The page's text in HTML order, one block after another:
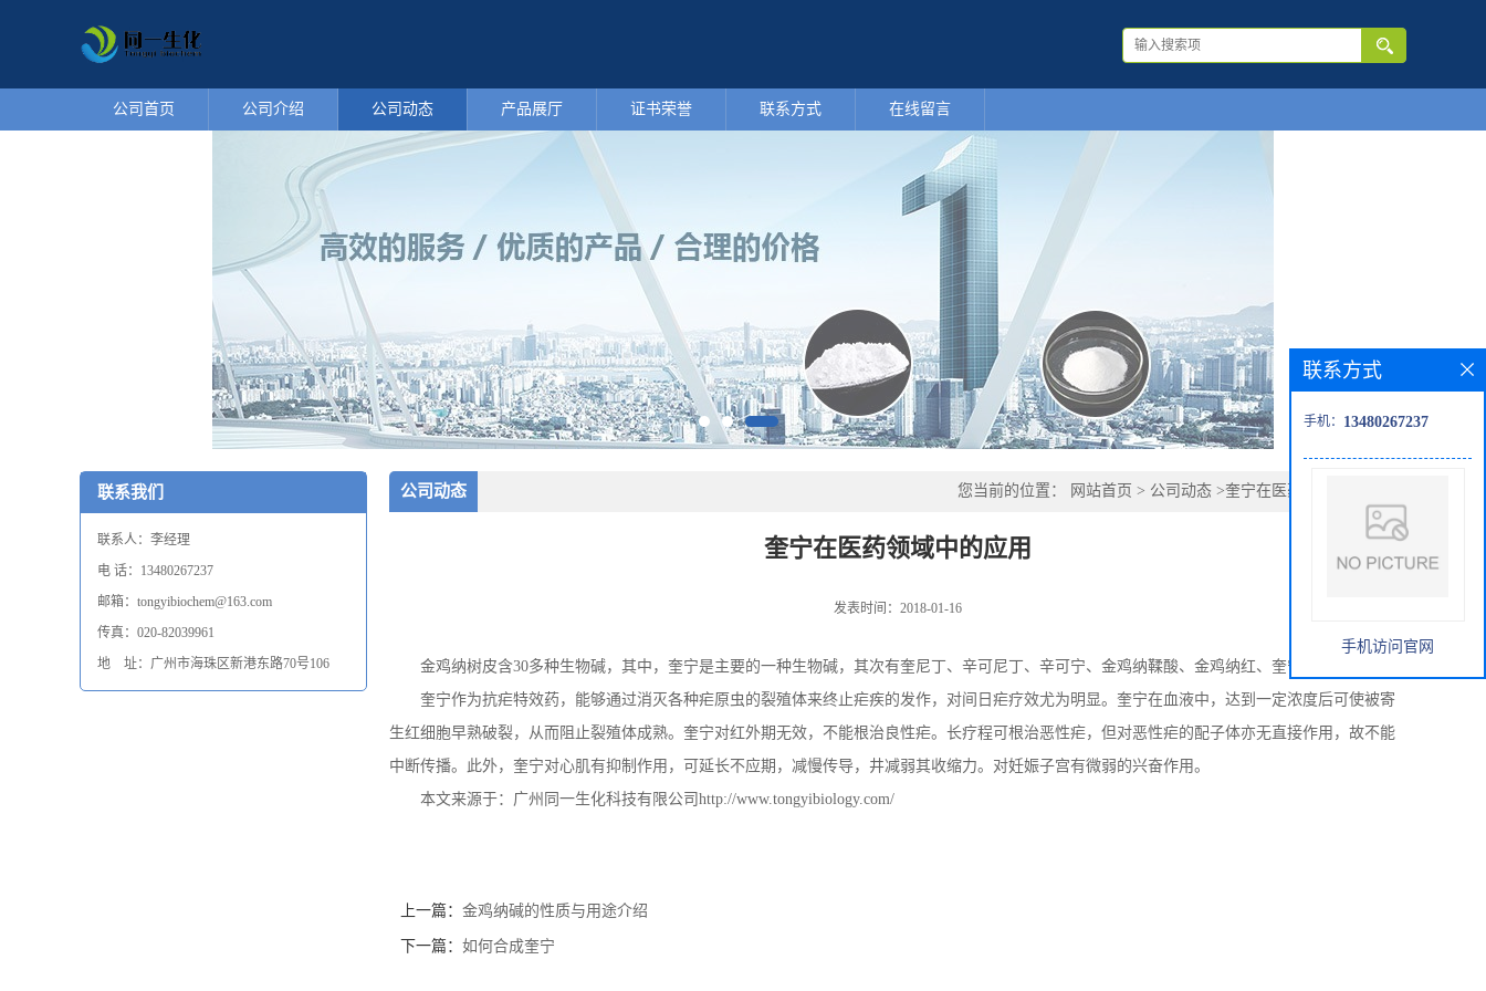
公司首页 公司介绍 公司动态 产品展厅 证书荣誉 联系方式 在线留言
联系我们
联系人：李经理
电 话：13480267237
邮箱：tongyibiochem@163.com
传真：020-82039961
地 址：广州市海珠区新港东路70号106
公司动态 您当前的位置： 网站首页 > 公司动态 >奎宁在医药领域中的应用
奎宁在医药领域中的应用
发表时间：2018-01-16
金鸡纳树皮含30多种生物碱，其中，奎宁是主要的一种生物碱，其次有奎尼丁、辛可尼丁、辛可宁、金鸡纳鞣酸、金鸡纳红、奎宁酸等。
奎宁作为抗疟特效药，能够通过消灭各种疟原虫的裂殖体来终止疟疾的发作，对间日疟疗效尤为明显。奎宁在血液中，达到一定浓度后可使被寄
生红细胞早熟破裂，从而阻止裂殖体成熟。奎宁对红外期无效，不能根治良性疟。长疗程可根治恶性疟，但对恶性疟的配子体亦无直接作用，故不能
中断传播。此外，奎宁对心肌有抑制作用，可延长不应期，减慢传导，井减弱其收缩力。对妊娠子宫有微弱的兴奋作用。
本文来源于：广州同一生化科技有限公司 http://www.tongyibiology.com/
上一篇： 金鸡纳碱的性质与用途介绍
下一篇： 如何合成奎宁
联系方式
手机： 13480267237
手机访问官网